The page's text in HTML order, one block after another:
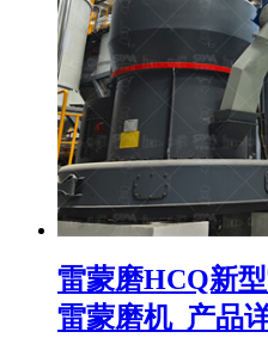
雷蒙磨HCQ新
雷蒙磨机_产品